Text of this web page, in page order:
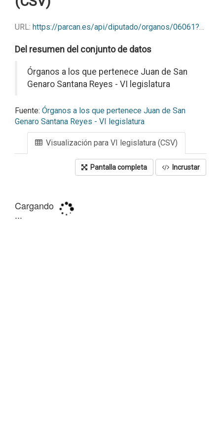
URL: https://parcan.es/api/diputado/organos/06061?format=csv
Del resumen del conjunto de datos
Órganos a los que pertenece Juan de San
Genaro Santana Reyes - VI legislatura
Fuente: Órganos a los que pertenece Juan de San
Genaro Santana Reyes - VI legislatura
Visualización para VI legislatura (CSV)
Pantalla completa Incrustar